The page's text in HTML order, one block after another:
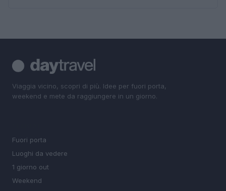
Viaggia vicino, scopri di più. Idee per fuori porta,
weekend e mete da raggiungere in un giorno.
Fuori porta
Luoghi da vedere
1 giorno out
Weekend